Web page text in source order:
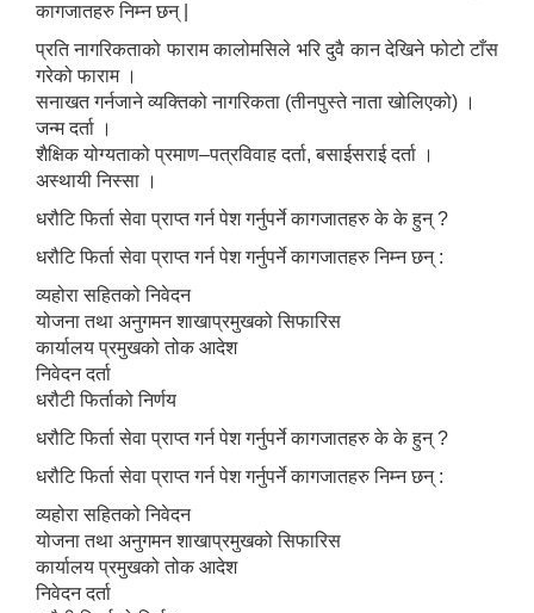
कागजातहरु निम्न छन् |
प्रति नागरिकताको फाराम कालोमसिले भरि दुवै कान देखिने फोटो टाँस
गरेको फाराम ।
सनाखत गर्नजाने व्यक्तिको नागरिकता (तीनपुस्ते नाता खोलिएको) ।
जन्म दर्ता ।
शैक्षिक योग्यताको प्रमाण–पत्रविवाह दर्ता, बसाईसराई दर्ता ।
अस्थायी निस्सा ।
धरौटि फिर्ता सेवा प्राप्त गर्न पेश गर्नुपर्ने कागजातहरु के के हुन् ?
धरौटि फिर्ता सेवा प्राप्त गर्न पेश गर्नुपर्ने कागजातहरु निम्न छन् :
व्यहोरा सहितको निवेदन
योजना तथा अनुगमन शाखाप्रमुखको सिफारिस
कार्यालय प्रमुखको तोक आदेश
निवेदन दर्ता
धरौटी फिर्ताको निर्णय
धरौटि फिर्ता सेवा प्राप्त गर्न पेश गर्नुपर्ने कागजातहरु के के हुन् ?
धरौटि फिर्ता सेवा प्राप्त गर्न पेश गर्नुपर्ने कागजातहरु निम्न छन् :
व्यहोरा सहितको निवेदन
योजना तथा अनुगमन शाखाप्रमुखको सिफारिस
कार्यालय प्रमुखको तोक आदेश
निवेदन दर्ता